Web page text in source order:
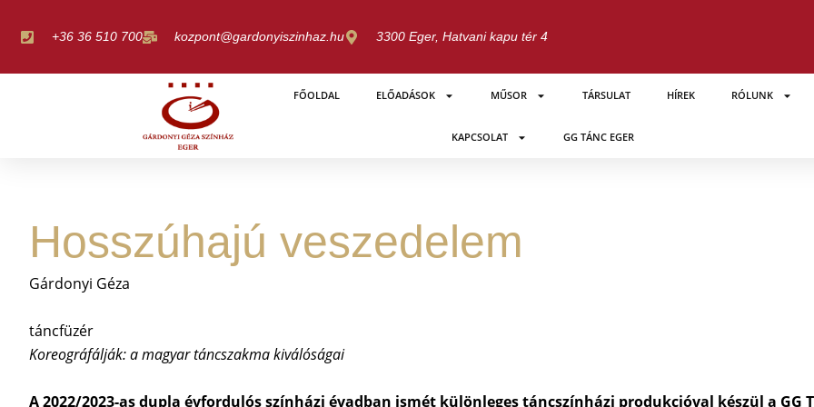
+36 36 510 700 kozpont@gardonyiszinhaz.hu 3300 Eger, Hatvani kapu tér 4
FŐOLDAL ELŐADÁSOK MŰSOR TÁRSULAT HÍREK RÓLUNK
KAPCSOLAT GG TÁNC EGER
Hosszúhajú veszedelem
Gárdonyi Géza
táncfüzér
Koreográfálják: a magyar táncszakma kiválóságai
A 2022/2023-as dupla évfordulós színházi évadban ismét különleges táncszínházi produkcióval készül a GG